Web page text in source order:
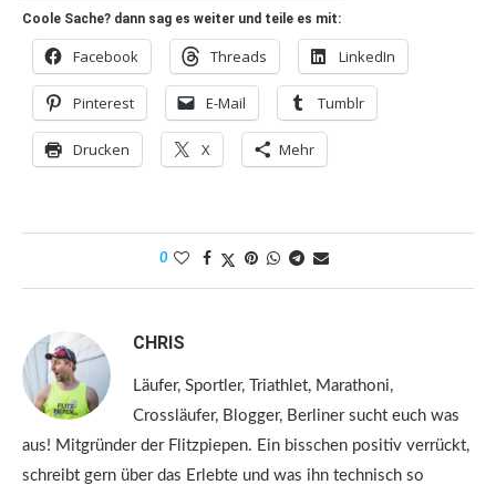
Coole Sache? dann sag es weiter und teile es mit:
Facebook Threads LinkedIn
Pinterest E-Mail Tumblr
Drucken X Mehr
0
CHRIS
Läufer, Sportler, Triathlet, Marathoni,
Crossläufer, Blogger, Berliner sucht euch was
aus! Mitgründer der Flitzpiepen. Ein bisschen positiv verrückt,
schreibt gern über das Erlebte und was ihn technisch so